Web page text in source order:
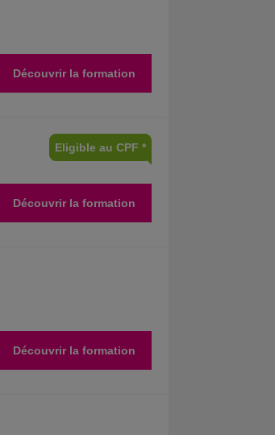
Découvrir la formation
Eligible au CPF *
Découvrir la formation
Découvrir la formation